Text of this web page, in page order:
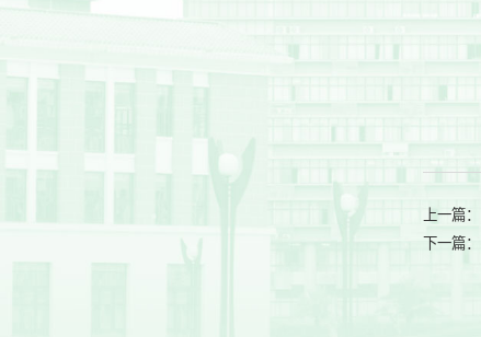
上一篇：
下一篇：